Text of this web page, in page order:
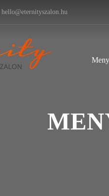
hello@eternityszalon.hu